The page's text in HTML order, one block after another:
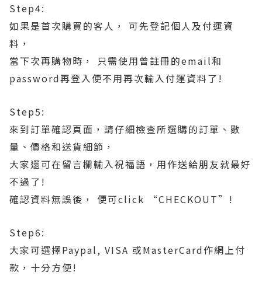
Step4:
如果是首次購買的客人， 可先登記個人及付運資
料，
當下次再購物時， 只需使用曾註冊的email和
password再登入便不用再次輸入付運資料了!
Step5:
來到訂單確認頁面，請仔細檢查所選購的訂單、數
量、價格和送貨細節，
大家還可在留言欄輸入祝福語，用作送給朋友就最好
不過了!
確認資料無誤後， 便可click “CHECKOUT”!
Step6:
大家可選擇Paypal, VISA 或MasterCard作網上付
款，十分方便!